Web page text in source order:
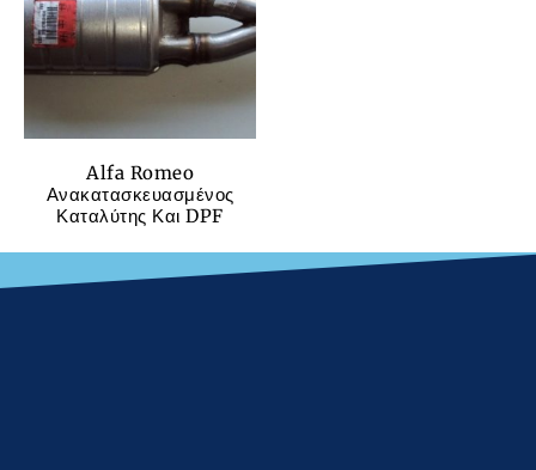
Alfa Romeo
Ανακατασκευασμένος
Καταλύτης Και DPF